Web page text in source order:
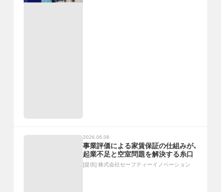
2026.06.08
事業評価による家賃保証の仕組みが、
起業不足と空室問題を解決する糸口
[提供] 株式会社セーフティーイノベーション